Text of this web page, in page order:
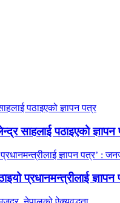
साहलाई पठाइएको ज्ञापन
प्रधानमन्त्रीलाई